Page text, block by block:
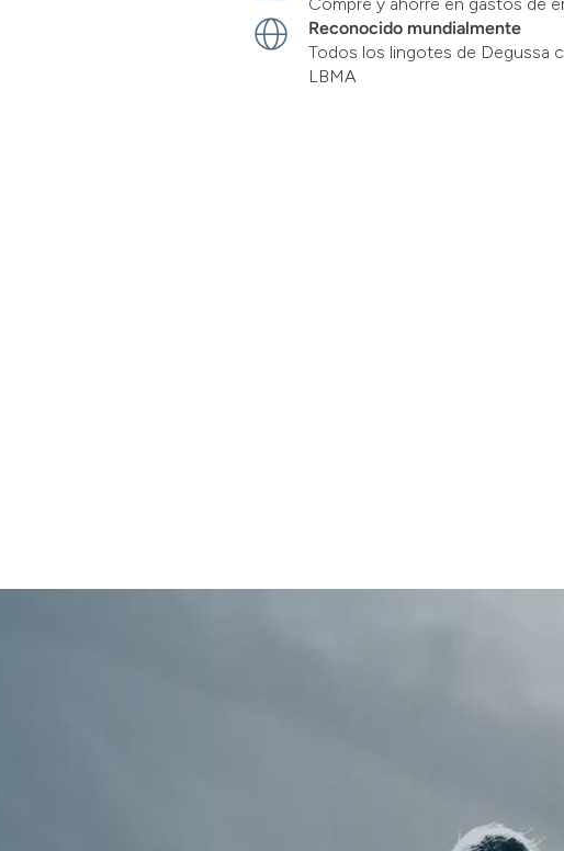
Reconocido mundialmente
Todos los lingotes de Degussa
LBMA